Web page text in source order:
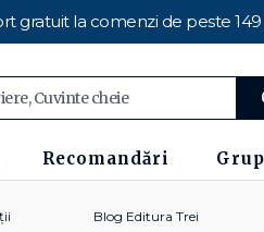
gratuit la comenzi de peste 149
Recomandări
Blog Editura Trei